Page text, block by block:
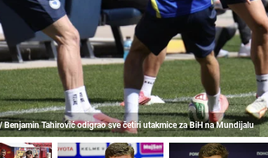
Benjamin Tahirović odigrao sve četiri utakmice za BiH na Mundijalu